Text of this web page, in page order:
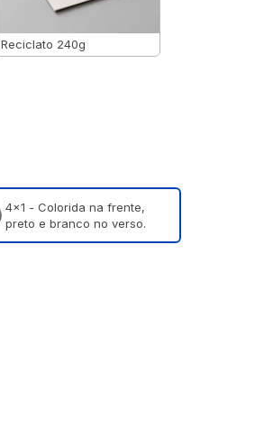
Reciclato 240g
4×1 - Colorida na frente,
preto e branco no verso.